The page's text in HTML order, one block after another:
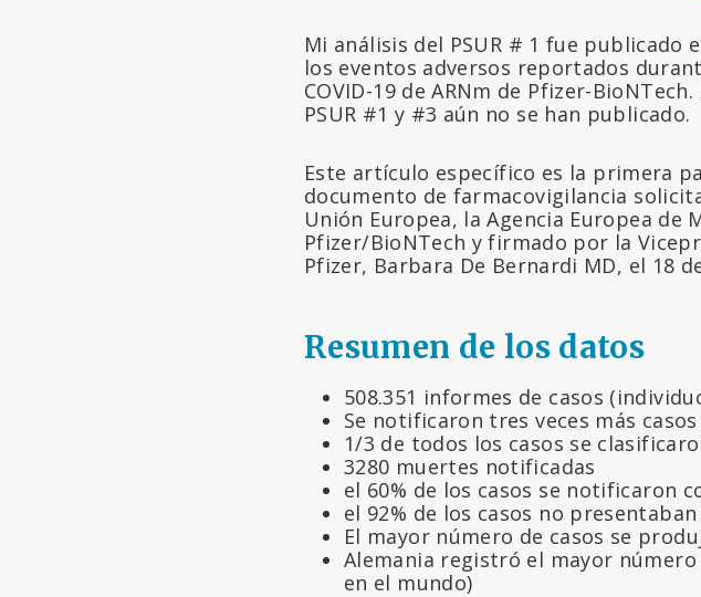
Mi análisis del PSUR # 1 fue publicado
los eventos adversos reportados
COVID-19 de ARNm de Pfizer-
PSUR #1 y #3 aún no se han publicado.
Este artículo específico es la primera
documento de farmacovigilancia
Unión Europea, la Agencia Europea de
Pfizer/BioNTech y firmado por la
Pfizer, Barbara De Bernardi MD, el 18
Resumen de los datos
508.351 informes de casos
Se notificaron tres veces más
1/3 de todos los casos se
3280 muertes notificadas
el 60% de los casos se notificaron
el 92% de los casos no
El mayor número de casos se
Alemania registró el mayor
en el mundo)